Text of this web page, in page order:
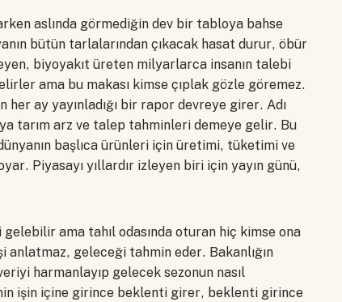
aslında görmediğin dev bir tabloya bahse
bütün tarlalarından çıkacak hasat durur, öbür
biyoyakıt üreten milyarlarca insanın talebi
ama bu makası kimse çıplak gözle göremez.
her ay yayınladığı bir rapor devreye girer. Adı
tarım arz ve talep tahminleri demeye gelir. Bu
başlıca ürünleri için üretimi, tüketimi ve
Piyasayı yıllardır izleyen biri için yayın günü,
ama tahıl odasında oturan hiç kimse ona
geleceği tahmin eder. Bakanlığın
harmanlayıp gelecek sezonun nasıl
işin içine girince beklenti girer, beklenti girince